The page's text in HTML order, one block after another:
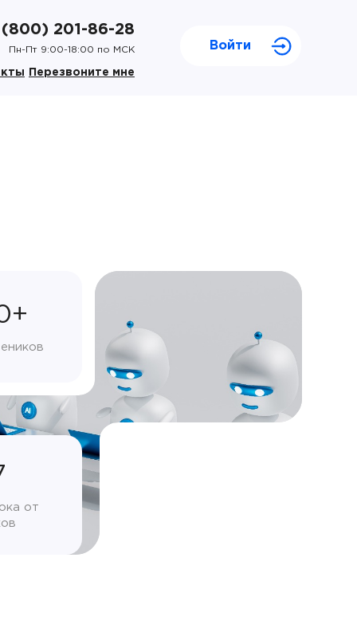
201-86-28
Пн-Пт 9:00-18:00 по МСК
Перезвоните мне
Войти
от